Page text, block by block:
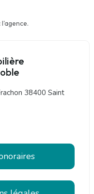
38400 Saint